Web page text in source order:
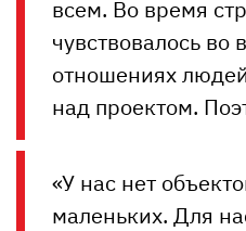
всем. Во время
чувствовалось во
отношениях
над проектом.
«У нас нет
маленьких. Для